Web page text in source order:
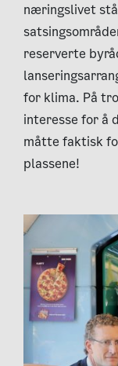
næringslivet
reserverte
for klima. På
interesse for å
måtte faktisk
plassene!